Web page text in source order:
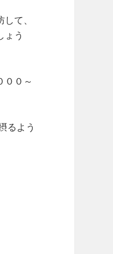
て、
ょう
００～
るよう